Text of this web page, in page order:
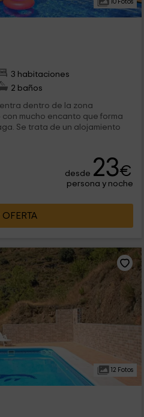
10 Fotos
3 habitaciones
2 baños
dentro de la zona
mucho encanto que forma
Se trata de un alojamiento
desde 23€
persona y noche
OFERTA
12 Fotos